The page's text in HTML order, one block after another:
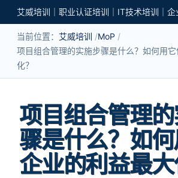
当前位置： 艾威培训
MoP
项目组合管理的实施步骤是什么？如何用
化？
项目组合管理
骤是什么？如
企业的利益最大